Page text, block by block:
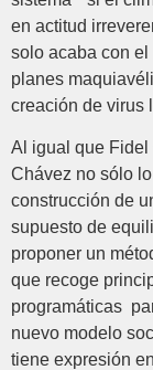
en actitud
solo acaba con
planes
creación de virus
Al igual que Fidel
Chávez no sólo
construcción de
supuesto de
proponer un
que recoge
programáticas
nuevo modelo
tiene expresión